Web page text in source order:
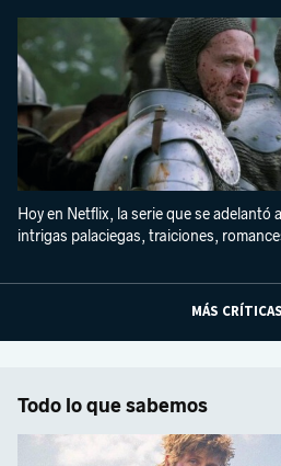
Hoy en Netflix, la serie que se adelantó
intrigas palaciegas, traiciones,
MÁS CRÍTICAS
Todo lo que sabemos